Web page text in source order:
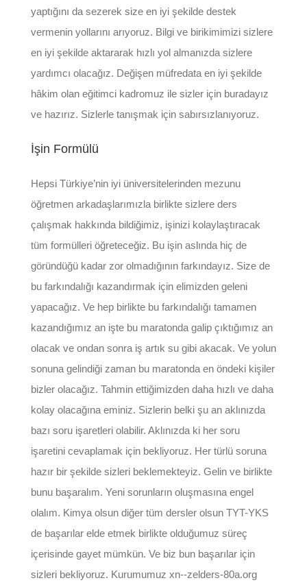
yaptığını da sezerek size en iyi şekilde destek
vermenin yollarını arıyoruz. Bilgi ve birikimimizi sizlere
en iyi şekilde aktararak hızlı yol almanızda sizlere
yardımcı olacağız. Değişen müfredata en iyi şekilde
hâkim olan eğitimci kadromuz ile sizler için buradayız
ve hazırız. Sizlerle tanışmak için sabırsızlanıyoruz.
İşin Formülü
Hepsi Türkiye’nin iyi üniversitelerinden mezunu
öğretmen arkadaşlarımızla birlikte sizlere ders
çalışmak hakkında bildiğimiz, işinizi kolaylaştıracak
tüm formülleri öğreteceğiz. Bu işin aslında hiç de
göründüğü kadar zor olmadığının farkındayız. Size de
bu farkındalığı kazandırmak için elimizden geleni
yapacağız. Ve hep birlikte bu farkındalığı tamamen
kazandığımız an işte bu maratonda galip çıktığımız an
olacak ve ondan sonra iş artık su gibi akacak. Ve yolun
sonuna gelindiği zaman bu maratonda en öndeki kişiler
bizler olacağız. Tahmin ettiğimizden daha hızlı ve daha
kolay olacağına eminiz. Sizlerin belki şu an aklınızda
bazı soru işaretleri olabilir. Aklınızda ki her soru
işaretini cevaplamak için bekliyoruz. Her türlü soruna
hazır bir şekilde sizleri beklemekteyiz. Gelin ve birlikte
bunu başaralım. Yeni sorunların oluşmasına engel
olalım. Kimya olsun diğer tüm dersler olsun TYT-YKS
de başarılar elde etmek birlikte olduğumuz süreç
içerisinde gayet mümkün. Ve biz bun başarılar için
sizleri bekliyoruz. Kurumumuz xn--zelders-80a.org